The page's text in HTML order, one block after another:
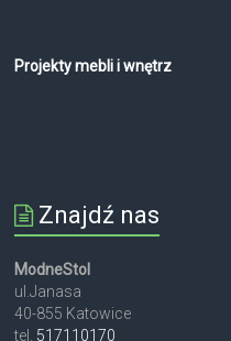
Projekty mebli i wnętrz
Znajdź nas
ModneStol
ul.Janasa
40-855 Katowice
tel. 517110170